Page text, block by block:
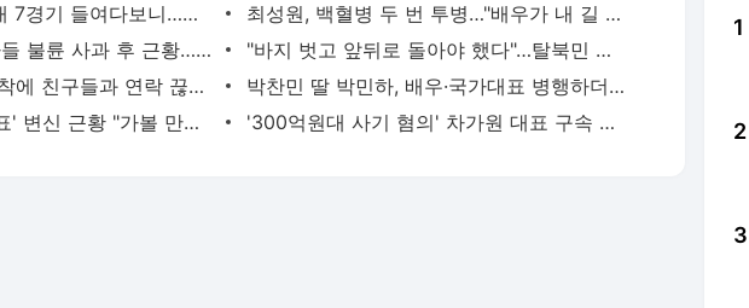
외국인 심판 성 접대 7경기 들여다보니…한국 축구 '5승 2무'
최성원, 백혈병 두 번 투병…"배우가 내 길 아닌가 싶었다"
홍서범♥조갑경, 아들 불륜 사과 후 근황…밝은 미소
"바지 벗고 앞뒤로 돌아야 했다"…탈북민 김서아, 기쁨조 검사 수치심 회상
전현무 "전 연인 집착에 친구들과 연락 끊어"
박찬민 딸 박민하, 배우·국가대표 병행하더니…여유로운 근황 공개
김지수, '여행사 대표' 변신 근황 "가볼 만하니…"
'300억원대 사기 혐의' 차가원 대표 구속 송치
1
2
3